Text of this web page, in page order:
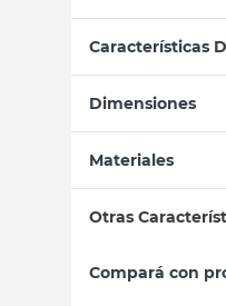
Características
Dimensiones
Materiales
Otras
Compará con